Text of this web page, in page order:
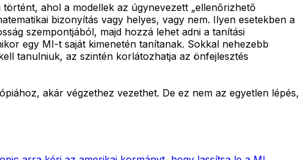
ahol a modellek az úgynevezett „ellenőrizhető
bizonyítás vagy helyes, vagy nem. Ilyen esetekben a
szempontjából, majd hozzá lehet adni a tanítási
egy MI-t saját kimenetén tanítanak. Sokkal nehezebb
tanulniuk, az szintén korlátozhatja az önfejlesztés
akár végzethez vezethet. De ez nem az egyetlen lépés,